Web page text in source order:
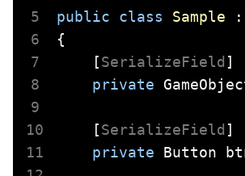
public class Sample :
{
    [
SerializeField ]
private
    [
SerializeField ]
private Button